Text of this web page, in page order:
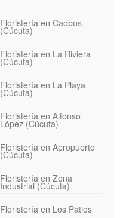
Floristería en Caobos
(Cúcuta)
Floristería en La Riviera
(Cúcuta)
Floristería en La Playa
(Cúcuta)
Floristería en Alfonso
López (Cúcuta)
Floristería en Aeropuerto
(Cúcuta)
Floristería en Zona
Industrial (Cúcuta)
Floristería en Los Patios